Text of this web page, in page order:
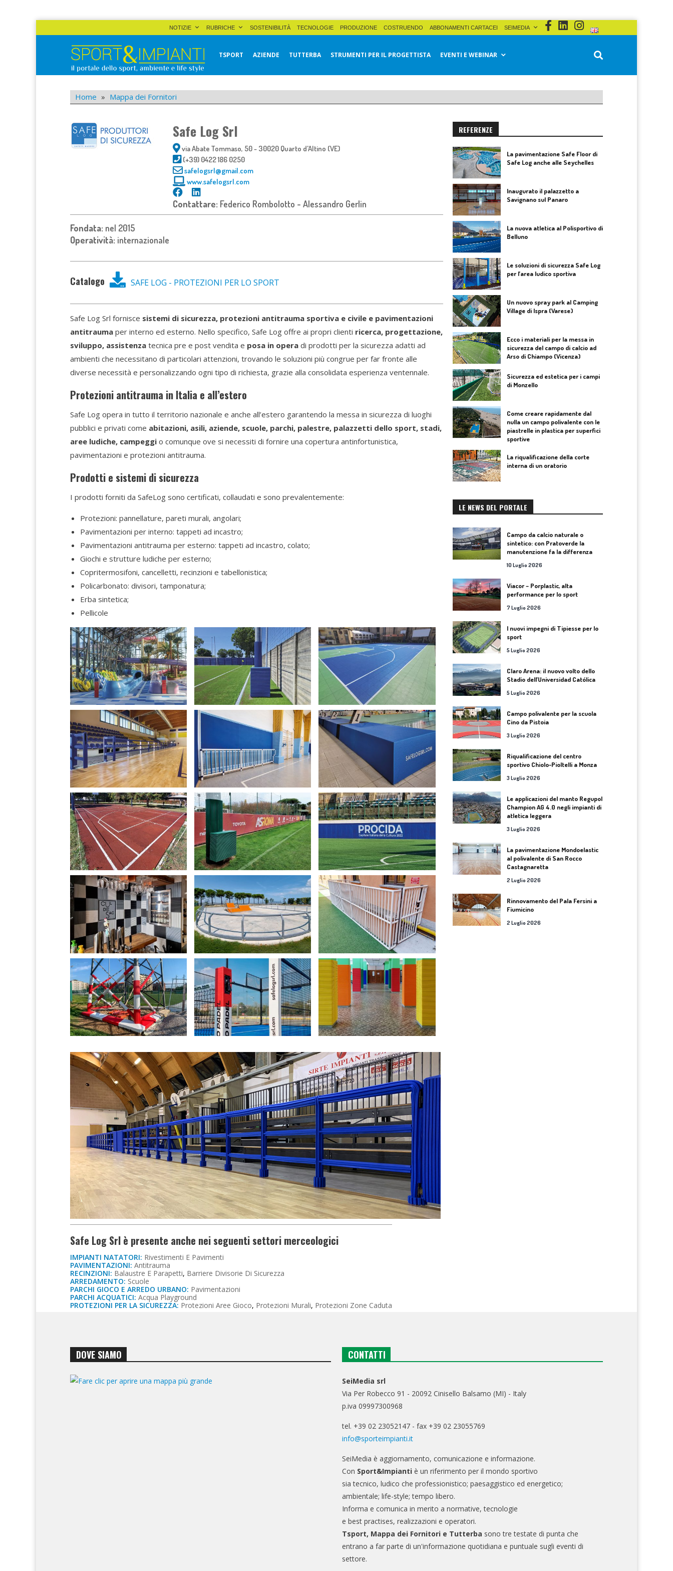
NOTIZIE RUBRICHE SOSTENIBILITÀ TECNOLOGIE PRODUZIONE COSTRUENDO ABBONAMENTI CARTACEI SEIMEDIA
Sport&Impianti
TSPORT AZIENDE TUTTERBA STRUMENTI PER IL PROGETTISTA EVENTI E WEBINAR
Home » Mappa dei Fornitori
Safe Log Srl
via Abate Tommaso, 50 - 30020 Quarto d'Altino (VE)
(+39) 0422 186 0250
safelogsrl@gmail.com
www.safelogsrl.com
Contattare: Federico Rombolotto - Alessandro Gerlin
Fondata: nel 2015
Operatività: internazionale
Catalogo SAFE LOG - PROTEZIONI PER LO SPORT
Safe Log Srl fornisce sistemi di sicurezza, protezioni antitrauma sportiva e civile e pavimentazioni
antitrauma per interno ed esterno. Nello specifico, Safe Log offre ai propri clienti ricerca, progettazione,
sviluppo, assistenza tecnica pre e post vendita e posa in opera di prodotti per la sicurezza adatti ad
ambienti che necessitano di particolari attenzioni, trovando le soluzioni più congrue per far fronte alle
diverse necessità e personalizzando ogni tipo di richiesta, grazie alla consolidata esperienza ventennale.
Protezioni antitrauma in Italia e all’estero
Safe Log opera in tutto il territorio nazionale e anche all’estero garantendo la messa in sicurezza di luoghi
pubblici e privati come abitazioni, asili, aziende, scuole, parchi, palestre, palazzetti dello sport, stadi,
aree ludiche, campeggi o comunque ove si necessiti di fornire una copertura antinfortunistica,
pavimentazioni e protezioni antitrauma.
Prodotti e sistemi di sicurezza
I prodotti forniti da SafeLog sono certificati, collaudati e sono prevalentemente:
Protezioni: pannellature, pareti murali, angolari;
Pavimentazioni per interno: tappeti ad incastro;
Pavimentazioni antitrauma per esterno: tappeti ad incastro, colato;
Giochi e strutture ludiche per esterno;
Copritermosifoni, cancelletti, recinzioni e tabellonistica;
Policarbonato: divisori, tamponatura;
Erba sintetica;
Pellicole
Safe Log Srl è presente anche nei seguenti settori merceologici
IMPIANTI NATATORI: Rivestimenti E Pavimenti
PAVIMENTAZIONI: Antitrauma
RECINZIONI: Balaustre E Parapetti, Barriere Divisorie Di Sicurezza
ARREDAMENTO: Scuole
PARCHI GIOCO E ARREDO URBANO: Pavimentazioni
PARCHI ACQUATICI: Acqua Playground
PROTEZIONI PER LA SICUREZZA: Protezioni Aree Gioco, Protezioni Murali, Protezioni Zone Caduta
REFERENZE
La pavimentazione Safe Floor di
Safe Log anche alle Seychelles
Inaugurato il palazzetto a
Savignano sul Panaro
La nuova atletica al Polisportivo di
Belluno
Le soluzioni di sicurezza Safe Log
per l’area ludico sportiva
Un nuovo spray park al Camping
Village di Ispra (Varese)
Ecco i materiali per la messa in
sicurezza del campo di calcio ad
Arso di Chiampo (Vicenza)
Sicurezza ed estetica per i campi
di Monzello
Come creare rapidamente dal
nulla un campo polivalente con le
piastrelle in plastica per superfici
sportive
La riqualificazione della corte
interna di un oratorio
LE NEWS DEL PORTALE
Campo da calcio naturale o
sintetico: con Pratoverde la
manutenzione fa la differenza
10 Luglio 2026
Viacor – Porplastic, alta
performance per lo sport
7 Luglio 2026
I nuovi impegni di Tipiesse per lo
sport
5 Luglio 2026
Claro Arena: il nuovo volto dello
Stadio dell’Universidad Católica
5 Luglio 2026
Campo polivalente per la scuola
Cino da Pistoia
3 Luglio 2026
Riqualificazione del centro
sportivo Chiolo-Pioltelli a Monza
3 Luglio 2026
Le applicazioni del manto Regupol
Champion AG 4.0 negli impianti di
atletica leggera
3 Luglio 2026
La pavimentazione Mondoelastic
al polivalente di San Rocco
Castagnaretta
2 Luglio 2026
Rinnovamento del Pala Fersini a
Fiumicino
2 Luglio 2026
DOVE SIAMO CONTATTI
SeiMedia srl
Via Per Robecco 91 - 20092 Cinisello Balsamo (MI) - Italy
p.iva 09997300968
tel. +39 02 23052147 - fax +39 02 23055769
info@sporteimpianti.it
SeiMedia è aggiornamento, comunicazione e informazione.
Con Sport&Impianti è un riferimento per il mondo sportivo
sia tecnico, ludico che professionistico; paesaggistico ed energetico;
ambientale; life-style; tempo libero.
Informa e comunica in merito a normative, tecnologie
e best practises, realizzazioni e operatori.
Tsport, Mappa dei Fornitori e Tutterba sono tre testate di punta che
entrano a far parte di un'informazione quotidiana e puntuale sugli eventi di
settore.